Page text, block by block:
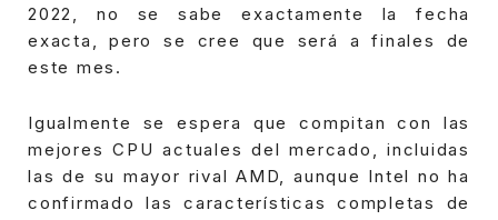
2022, no se sabe exactamente la fecha
exacta, pero se cree que será a finales de
este mes.
Igualmente se espera que compitan con las
mejores CPU actuales del mercado, incluidas
las de su mayor rival AMD, aunque Intel no ha
confirmado las características completas de